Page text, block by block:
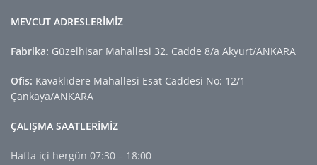
MEVCUT ADRESLERİMİZ
Fabrika: Güzelhisar Mahallesi 32. Cadde 8/a Akyurt/ANKARA
Ofis: Kavaklıdere Mahallesi Esat Caddesi No: 12/1
Çankaya/ANKARA
ÇALIŞMA SAATLERİMİZ
Hafta içi hergün 07:30 – 18:00